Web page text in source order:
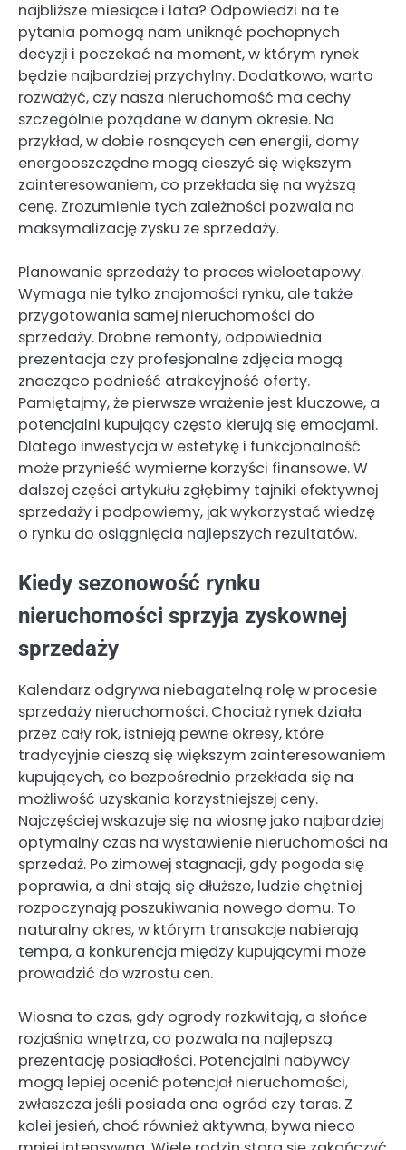
najbliższe miesiące i lata? Odpowiedzi na te
pytania pomogą nam uniknąć pochopnych
decyzji i poczekać na moment, w którym rynek
będzie najbardziej przychylny. Dodatkowo, warto
rozważyć, czy nasza nieruchomość ma cechy
szczególnie pożądane w danym okresie. Na
przykład, w dobie rosnących cen energii, domy
energooszczędne mogą cieszyć się większym
zainteresowaniem, co przekłada się na wyższą
cenę. Zrozumienie tych zależności pozwala na
maksymalizację zysku ze sprzedaży.
Planowanie sprzedaży to proces wieloetapowy.
Wymaga nie tylko znajomości rynku, ale także
przygotowania samej nieruchomości do
sprzedaży. Drobne remonty, odpowiednia
prezentacja czy profesjonalne zdjęcia mogą
znacząco podnieść atrakcyjność oferty.
Pamiętajmy, że pierwsze wrażenie jest kluczowe, a
potencjalni kupujący często kierują się emocjami.
Dlatego inwestycja w estetykę i funkcjonalność
może przynieść wymierne korzyści finansowe. W
dalszej części artykułu zgłębimy tajniki efektywnej
sprzedaży i podpowiemy, jak wykorzystać wiedzę
o rynku do osiągnięcia najlepszych rezultatów.
Kiedy sezonowość rynku
nieruchomości sprzyja zyskownej
sprzedaży
Kalendarz odgrywa niebagatelną rolę w procesie
sprzedaży nieruchomości. Chociaż rynek działa
przez cały rok, istnieją pewne okresy, które
tradycyjnie cieszą się większym zainteresowaniem
kupujących, co bezpośrednio przekłada się na
możliwość uzyskania korzystniejszej ceny.
Najczęściej wskazuje się na wiosnę jako najbardziej
optymalny czas na wystawienie nieruchomości na
sprzedaż. Po zimowej stagnacji, gdy pogoda się
poprawia, a dni stają się dłuższe, ludzie chętniej
rozpoczynają poszukiwania nowego domu. To
naturalny okres, w którym transakcje nabierają
tempa, a konkurencja między kupującymi może
prowadzić do wzrostu cen.
Wiosna to czas, gdy ogrody rozkwitają, a słońce
rozjaśnia wnętrza, co pozwala na najlepszą
prezentację posiadłości. Potencjalni nabywcy
mogą lepiej ocenić potencjał nieruchomości,
zwłaszcza jeśli posiada ona ogród czy taras. Z
kolei jesień, choć również aktywna, bywa nieco